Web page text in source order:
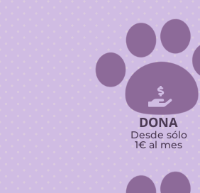

DONA
Desde sólo
1€ al mes